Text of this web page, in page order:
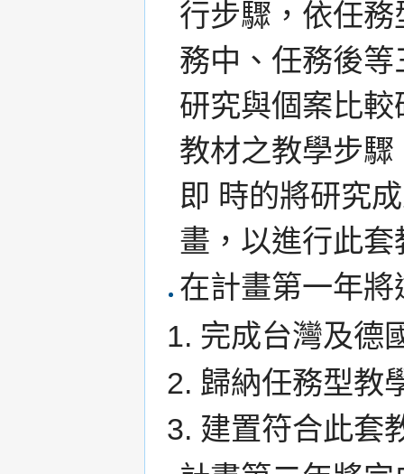
行步驟，依任
務中、任務後
研究與個案比
教材之教學步
即 時的將研究
畫，以進行此
在計畫第一年
完成台灣及德
歸納任務型教
建置符合此套